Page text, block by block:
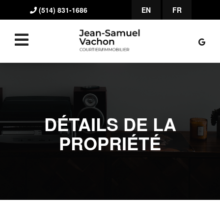
(514) 831-1686 EN FR
DÉTAILS DE LA
PROPRIÉTÉ